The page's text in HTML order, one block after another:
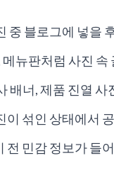
중 블로그에 넣을
뉴판처럼 사진 속
배너, 제품 진열
이 섞인 상태에서
전 민감 정보가 들